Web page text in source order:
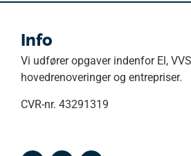
Info
Vi udfører opgaver indenfor El,
hovedrenoveringer og entrepriser.
CVR-nr. 43291319